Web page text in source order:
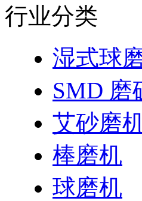
行业分类
湿式球
SMD 磨
艾砂磨
棒磨机
球磨机